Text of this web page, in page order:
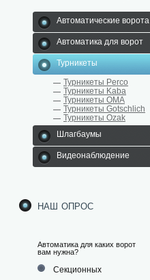
Автоматические ворота
Автоматика для ворот
Турникеты
Турникеты Perco
Турникеты Kaba
Турникеты ОМА
Турникеты Gotschlich
Турникеты Ozak
Шлагбаумы
Видеонаблюдение
наш опрос
Автоматика для каких ворот
вам нужна?
Секционных